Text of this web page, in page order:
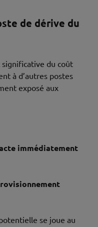
de dérive du
du coût
à d’autres postes
exposé aux
immédiatement
se joue au